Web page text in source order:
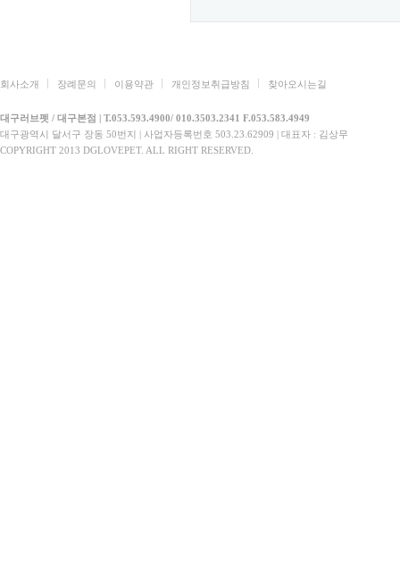
회사소개 장례문의 이용약관 개인정보취급방침 찾아오시는길
대구러브펫 / 대구본점 | T.053.593.4900/ 010.3503.2341 F.053.583.4949
대구광역시 달서구 장동 50번지 | 사업자등록번호 503.23.62909 | 대표자 : 김상무
COPYRIGHT 2013 DGLOVEPET. ALL RIGHT RESERVED.